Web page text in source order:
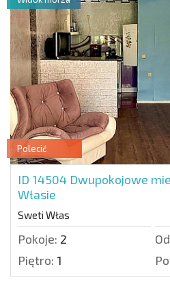
Polecić
ID 14504 Dwupokojowe
Własie
Sweti Włas
Pokoje: 2
Piętro: 1